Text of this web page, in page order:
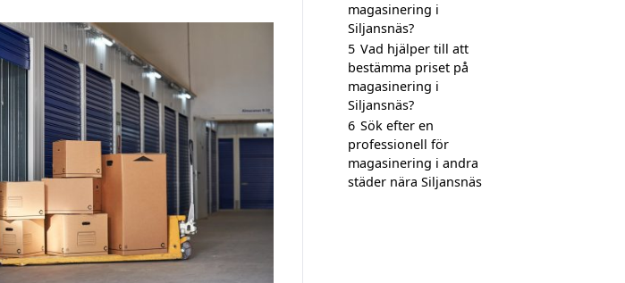
magasinering i
Siljansnäs?
5 Vad hjälper till att
bestämma priset på
magasinering i
Siljansnäs?
6 Sök efter en
professionell för
magasinering i andra
städer nära Siljansnäs